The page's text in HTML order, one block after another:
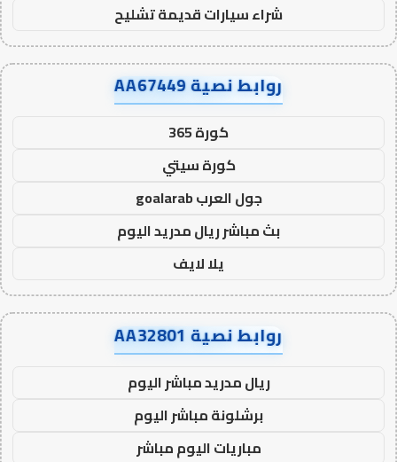
شراء سيارات قديمة تشليح
روابط نصية AA67449
كورة 365
كورة سيتي
جول العرب goalarab
بث مباشر ريال مدريد اليوم
يلا لايف
روابط نصية AA32801
ريال مدريد مباشر اليوم
برشلونة مباشر اليوم
مباريات اليوم مباشر